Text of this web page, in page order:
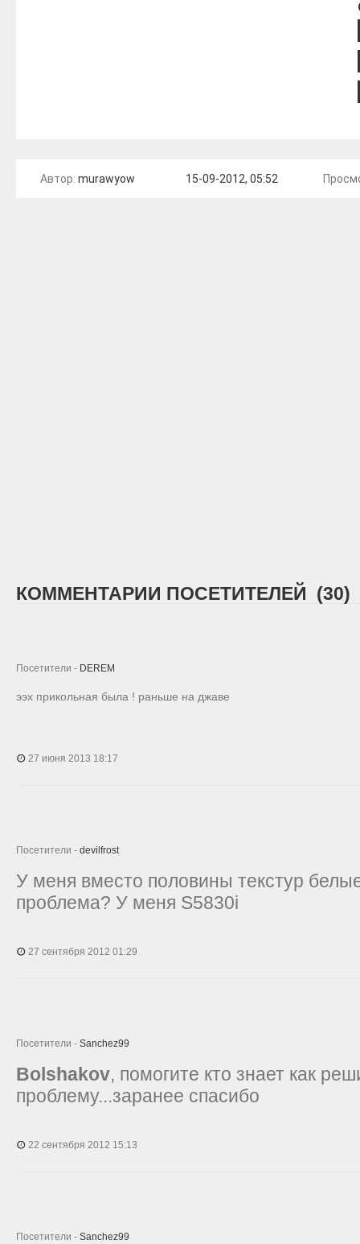
Автор:murawyow 15-09-2012, 05:52
КОММЕНТАРИИ ПОСЕТИТЕЛЕЙ (30)
Посетители - DEREM
ээх прикольная была ! раньше на джаве
27 июня 2013 18:17
Посетители - devilfrost
У меня вместо половины текстур
проблема? У меня S5830i
27 сентября 2012 01:29
Посетители - Sanchez99
Bolshakov, помогите кто знает как
проблему...заранее спасибо
22 сентября 2012 15:13
Посетители - Sanchez99